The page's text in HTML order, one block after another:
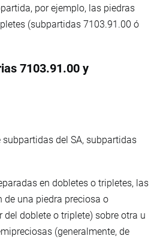
por ejemplo, las piedras
(subpartidas 7103.91.00 ó
7103.91.00 y
del SA, subpartidas
en dobletes o tripletes, las
una piedra preciosa o
doblete o triplete) sobre otra u
(generalmente, de